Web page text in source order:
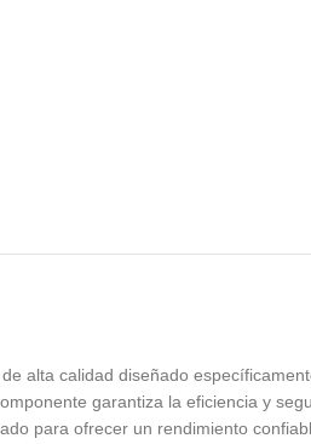
alta calidad diseñado
garantiza la eficiencia y
para ofrecer un rendimiento